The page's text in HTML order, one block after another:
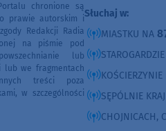
Słuchaj w:
MIASTKU NA
KOŚCIERZYNIE
SĘPÓLNIE
CHOJNICACH,
chronione są
prawie autorskim i
Redakcji Radia
na piśmie pod
lub
lub we fragmentach
treści poza
w szczególności